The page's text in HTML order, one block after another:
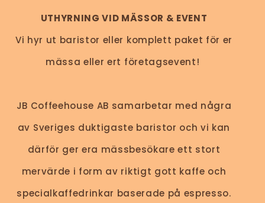
UTHYRNING VID MÄSSOR & EVENT
Vi hyr ut baristor eller komplett paket för er
mässa eller ert företagsevent!
JB Coffeehouse AB samarbetar med några
av Sveriges duktigaste baristor och vi kan
därför ger era mässbesökare ett stort
mervärde i form av riktigt gott kaffe och
specialkaffedrinkar baserade på espresso.